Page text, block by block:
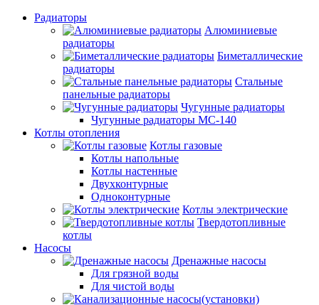
Радиаторы
Алюминиевые
радиаторы
Биметаллические
радиаторы
Стальные
панельные радиаторы
Чугунные радиаторы
Чугунные радиаторы МС-140
Котлы отопления
Котлы газовые
Котлы напольные
Котлы настенные
Двухконтурные
Одноконтурные
Котлы электрические
Твердотопливные
котлы
Насосы
Дренажные насосы
Для грязной воды
Для чистой воды